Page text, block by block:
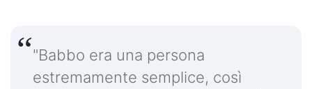
"Babbo era una persona
estremamente semplice, così